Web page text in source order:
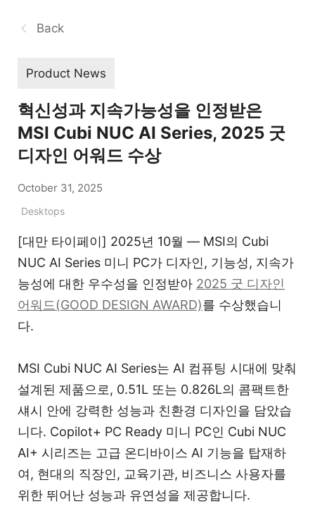
Back
Product News
혁신성과 지속가능성을 인정받은
MSI Cubi NUC AI Series, 2025 굿
디자인 어워드 수상
October 31, 2025
Desktops
[대만 타이페이] 2025년 10월 — MSI의 Cubi
NUC AI Series 미니 PC가 디자인, 기능성, 지속가
능성에 대한 우수성을 인정받아 2025 굿 디자인
어워드(GOOD DESIGN AWARD)를 수상했습니
다.
MSI Cubi NUC AI Series는 AI 컴퓨팅 시대에 맞춰
설계된 제품으로, 0.51L 또는 0.826L의 콤팩트한
섀시 안에 강력한 성능과 친환경 디자인을 담았습
니다. Copilot+ PC Ready 미니 PC인 Cubi NUC
AI+ 시리즈는 고급 온디바이스 AI 기능을 탑재하
여, 현대의 직장인, 교육기관, 비즈니스 사용자를
위한 뛰어난 성능과 유연성을 제공합니다.